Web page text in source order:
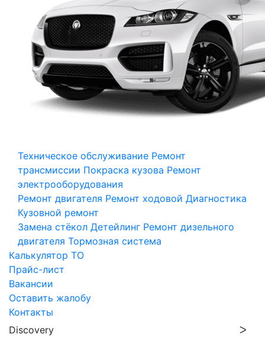
Техническое обслуживание Ремонт
трансмиссии Покраска кузова Ремонт
электрооборудования
Ремонт двигателя Ремонт ходовой Диагностика
Кузовной ремонт
Замена стёкол Детейлинг Ремонт дизельного
двигателя Тормозная система
Калькулятор ТО
Прайс-лист
Вакансии
Оставить жалобу
Контакты
Discovery